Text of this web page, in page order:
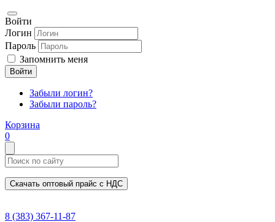
Войти
Логин
Пароль
Запомнить меня
Войти
Забыли логин?
Забыли пароль?
Корзина
0
Скачать оптовый прайс с НДС
8 (383) 367-11-87